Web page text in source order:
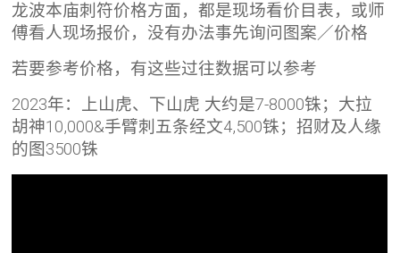
龙波本庙刺符价格方面，都是现场看价目表，或师
傅看人现场报价，没有办法事先询问图案／价格
若要参考价格，有这些过往数据可以参考
2023年：上山虎、下山虎 大约是7-8000铢；大拉
胡神10,000&手臂刺五条经文4,500铢；招财及人缘
的图3500铢